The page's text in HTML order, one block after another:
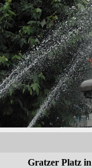
Gratzer Platz